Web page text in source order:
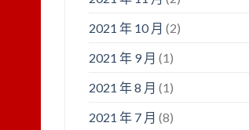
2021 年 10 月 (2)
2021 年 9 月 (1)
2021 年 8 月 (1)
2021 年 7 月 (8)